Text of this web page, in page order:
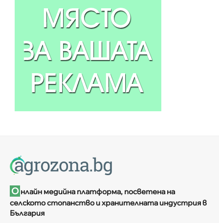
О нлайн медийна платформа, посветена на
селското стопанство и хранителната индустрия в
България